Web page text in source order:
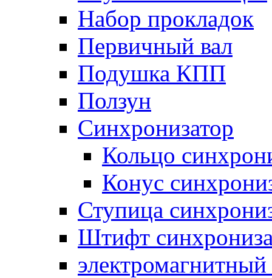
Набор прокладок
Первичный вал
Подушка КПП
Ползун
Синхронизатор
Кольцо
Конус
Ступица
Штифт
электромагнитный